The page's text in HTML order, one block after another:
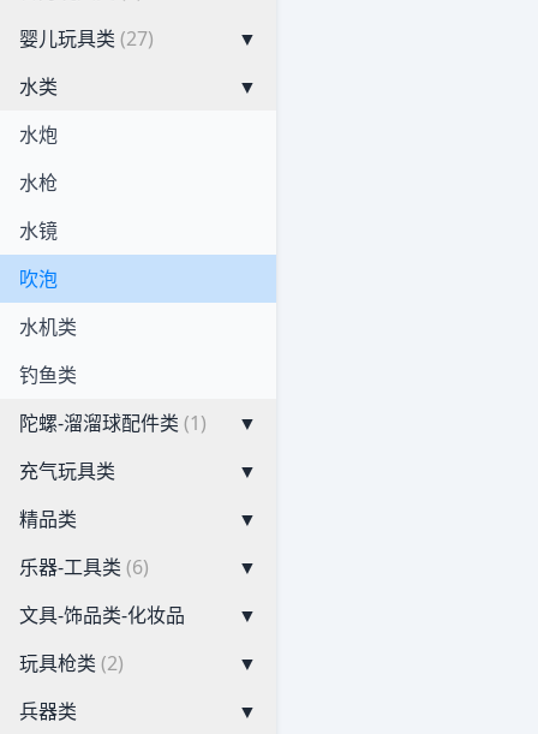
婴儿玩具类 (27)
▼
水类
▼
水炮
水枪
水镜
吹泡
水机类
钓鱼类
陀螺-溜溜球配件类 (1)
▼
充气玩具类
▼
精品类
▼
乐器-工具类 (6)
▼
文具-饰品类-化妆品
▼
玩具枪类 (2)
▼
兵器类
▼